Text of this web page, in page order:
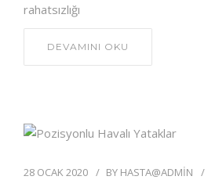
rahatsızlığı
DEVAMINI OKU
28 OCAK 2020 BY HASTA@ADMIN